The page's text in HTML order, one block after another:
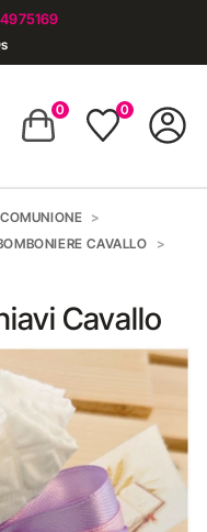
0 0
CAVALLO
Cavallo